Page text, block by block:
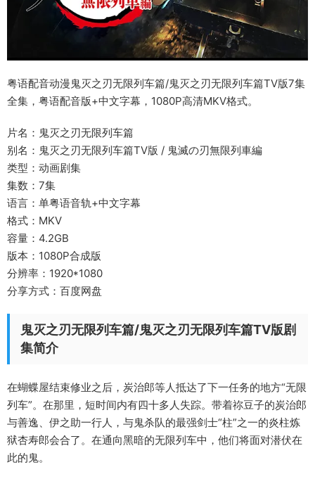
粤语配音动漫鬼灭之刃无限列车篇/鬼灭之刃无限列车篇TV版7集
全集，粤语配音版+中文字幕，1080P高清MKV格式。
片名：鬼灭之刃无限列车篇
别名：鬼灭之刃无限列车篇TV版 / 鬼滅の刃無限列車編
类型：动画剧集
集数：7集
语言：单粤语音轨+中文字幕
格式：MKV
容量：4.2GB
版本：1080P合成版
分辨率：1920*1080
分享方式：百度网盘
鬼灭之刃无限列车篇/鬼灭之刃无限列车篇TV版剧
集简介
在蝴蝶屋结束修业之后，炭治郎等人抵达了下一任务的地方“无限
列车”。在那里，短时间内有四十多人失踪。带着祢豆子的炭治郎
与善逸、伊之助一行人，与鬼杀队的最强剑士“柱”之一的炎柱炼
狱杏寿郎会合了。在通向黑暗的无限列车中，他们将面对潜伏在
此的鬼。